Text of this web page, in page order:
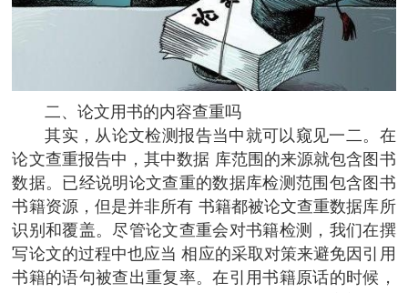
二、论文用书的内容查重吗
其实，从论文检测报告当中就可以窥见一二。在
论文查重报告中，其中数据 库范围的来源就包含图书
数据。已经说明论文查重的数据库检测范围包含图书
书籍资源，但是并非所有 书籍都被论文查重数据库所
识别和覆盖。尽管论文查重会对书籍检测，我们在撰
写论文的过程中也应当 相应的采取对策来避免因引用
书籍的语句被查出重复率。在引用书籍原话的时候，